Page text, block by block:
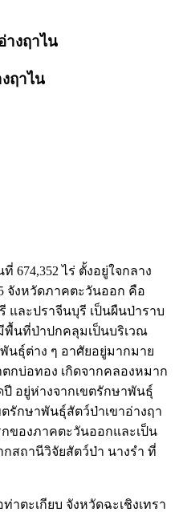
างฤาไน
ฤาไน
ไร่ ตั้งอยู่ใจกลาง
จังหวัดภาคตะวันออก คือ
และปราจีนบุรี เป็นผืนป่าราบ
พื้นที่ป่าปกคลุมเป็นบริเวณ
ธุ์ต่าง ๆ อาศัยอยู่มากมาย
กบ่อทอง เกิดจากคลองหมาก
อยู่ห่างจากเขตรักษาพันธุ์
รักษาพันธุ์สัตว์ป่าเขาอ่างฤา
ของภาคตะวันออกและเป็น
กสถานีวิจัยสัตว์ป่า นางรำ ที่
าตะเกียบ จังหวัดฉะเชิงเทรา